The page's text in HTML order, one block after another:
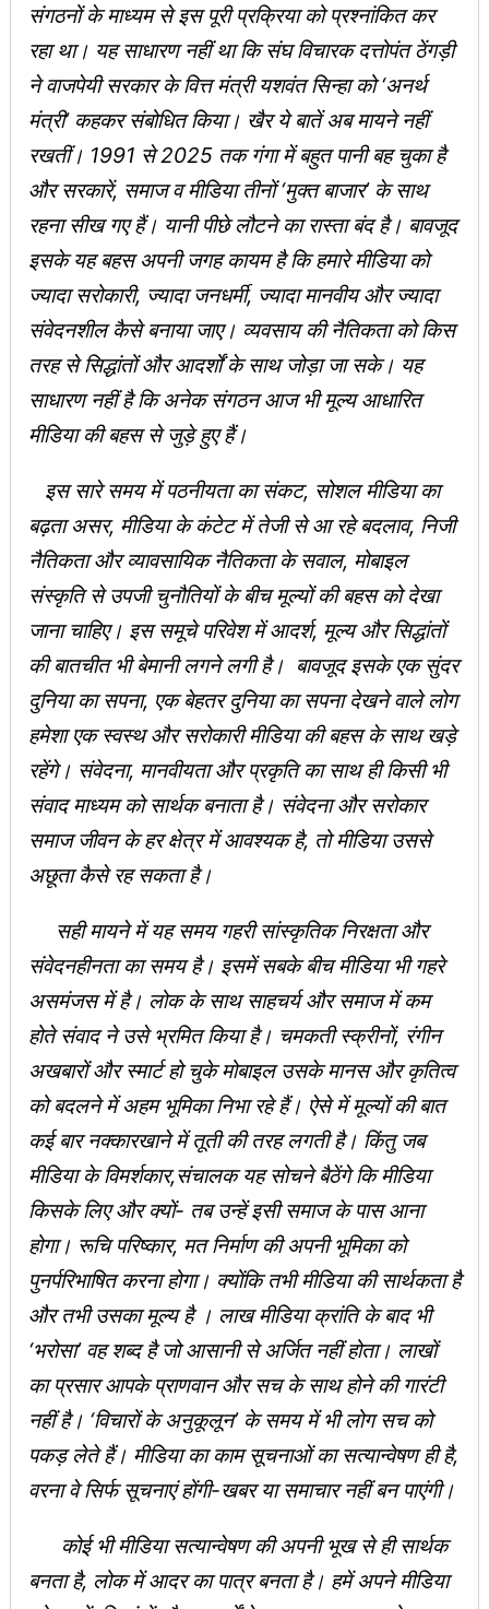
संगठनों के माध्यम से इस पूरी प्रक्रिया को प्रश्नांकित कर
रहा था। यह साधारण नहीं था कि संघ विचारक दत्तोपंत ठेंगड़ी
ने वाजपेयी सरकार के वित्त मंत्री यशवंत सिन्हा को ‘अनर्थ
मंत्री’ कहकर संबोधित किया। खैर ये बातें अब मायने नहीं
रखतीं। 1991 से 2025 तक गंगा में बहुत पानी बह चुका है
और सरकारें, समाज व मीडिया तीनों ‘मुक्त बाजार’ के साथ
रहना सीख गए हैं। यानी पीछे लौटने का रास्ता बंद है। बावजूद
इसके यह बहस अपनी जगह कायम है कि हमारे मीडिया को
ज्यादा सरोकारी, ज्यादा जनधर्मी, ज्यादा मानवीय और ज्यादा
संवेदनशील कैसे बनाया जाए। व्यवसाय की नैतिकता को किस
तरह से सिद्धांतों और आदर्शों के साथ जोड़ा जा सके। यह
साधारण नहीं है कि अनेक संगठन आज भी मूल्य आधारित
मीडिया की बहस से जुड़े हुए हैं।
इस सारे समय में पठनीयता का संकट, सोशल मीडिया का
बढ़ता असर, मीडिया के कंटेट में तेजी से आ रहे बदलाव, निजी
नैतिकता और व्यावसायिक नैतिकता के सवाल, मोबाइल
संस्कृति से उपजी चुनौतियों के बीच मूल्यों की बहस को देखा
जाना चाहिए। इस समूचे परिवेश में आदर्श, मूल्य और सिद्धांतों
की बातचीत भी बेमानी लगने लगी है। बावजूद इसके एक सुंदर
दुनिया का सपना, एक बेहतर दुनिया का सपना देखने वाले लोग
हमेशा एक स्वस्थ और सरोकारी मीडिया की बहस के साथ खड़े
रहेंगे। संवेदना, मानवीयता और प्रकृति का साथ ही किसी भी
संवाद माध्यम को सार्थक बनाता है। संवेदना और सरोकार
समाज जीवन के हर क्षेत्र में आवश्यक है, तो मीडिया उससे
अछूता कैसे रह सकता है।
सही मायने में यह समय गहरी सांस्कृतिक निरक्षता और
संवेदनहीनता का समय है। इसमें सबके बीच मीडिया भी गहरे
असमंजस में है। लोक के साथ साहचर्य और समाज में कम
होते संवाद ने उसे भ्रमित किया है। चमकती स्क्रीनों, रंगीन
अखबारों और स्मार्ट हो चुके मोबाइल उसके मानस और कृतित्व
को बदलने में अहम भूमिका निभा रहे हैं। ऐसे में मूल्यों की बात
कई बार नक्कारखाने में तूती की तरह लगती है। किंतु जब
मीडिया के विमर्शकार,संचालक यह सोचने बैठेंगे कि मीडिया
किसके लिए और क्यों- तब उन्हें इसी समाज के पास आना
होगा। रूचि परिष्कार, मत निर्माण की अपनी भूमिका को
पुनर्परिभाषित करना होगा। क्योंकि तभी मीडिया की सार्थकता है
और तभी उसका मूल्य है । लाख मीडिया क्रांति के बाद भी
‘भरोसा’ वह शब्द है जो आसानी से अर्जित नहीं होता। लाखों
का प्रसार आपके प्राणवान और सच के साथ होने की गारंटी
नहीं है। ‘विचारों के अनुकूलून’ के समय में भी लोग सच को
पकड़ लेते हैं। मीडिया का काम सूचनाओं का सत्यान्वेषण ही है,
वरना वे सिर्फ सूचनाएं होंगी-खबर या समाचार नहीं बन पाएंगी।
कोई भी मीडिया सत्यान्वेषण की अपनी भूख से ही सार्थक
बनता है, लोक में आदर का पात्र बनता है। हमें अपने मीडिया